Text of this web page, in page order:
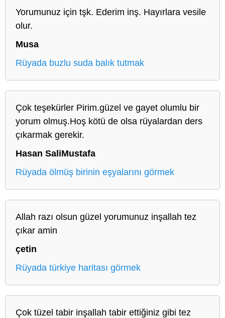
Yorumunuz için tşk. Ederim inş. Hayırlara vesile
olur.
Musa
Rüyada buzlu suda balık tutmak
Çok teşekürler Pirim.güzel ve gayet olumlu bir
yorum olmuş.Hoş kötü de olsa rüyalardan ders
çıkarmak gerekir.
Hasan SaliMustafa
Rüyada ölmüş birinin eşyalarını görmek
Allah razı olsun güzel yorumunuz inşallah tez
çıkar amin
çetin
Rüyada türkiye haritası görmek
Çok tüzel tabir inşallah tabir ettiğiniz gibi tez